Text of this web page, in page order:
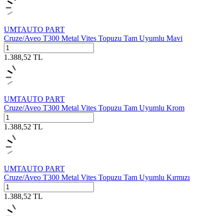
UMTAUTO PART
Cruze/Aveo T300 Metal Vites Topuzu Tam Uyumlu Mavi
1.388,52 TL
UMTAUTO PART
Cruze/Aveo T300 Metal Vites Topuzu Tam Uyumlu Krom
1.388,52 TL
UMTAUTO PART
Cruze/Aveo T300 Metal Vites Topuzu Tam Uyumlu Kırmızı
1.388,52 TL